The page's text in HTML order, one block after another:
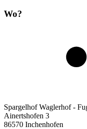
Wo?
Spargelhof Waglerhof -
Ainertshofen 3
86570 Inchenhofen